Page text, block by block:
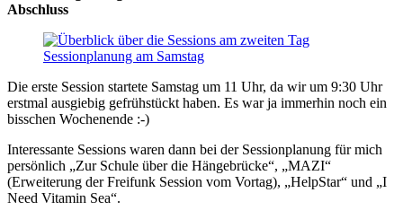
Abschluss
Sessionplanung am Samstag
Die erste Session startete Samstag um 11 Uhr, da wir um 9:30 Uhr
erstmal ausgiebig gefrühstückt haben. Es war ja immerhin noch ein
bisschen Wochenende :-)
Interessante Sessions waren dann bei der Sessionplanung für mich
persönlich „Zur Schule über die Hängebrücke“, „MAZI“
(Erweiterung der Freifunk Session vom Vortag), „HelpStar“ und „I
Need Vitamin Sea“.